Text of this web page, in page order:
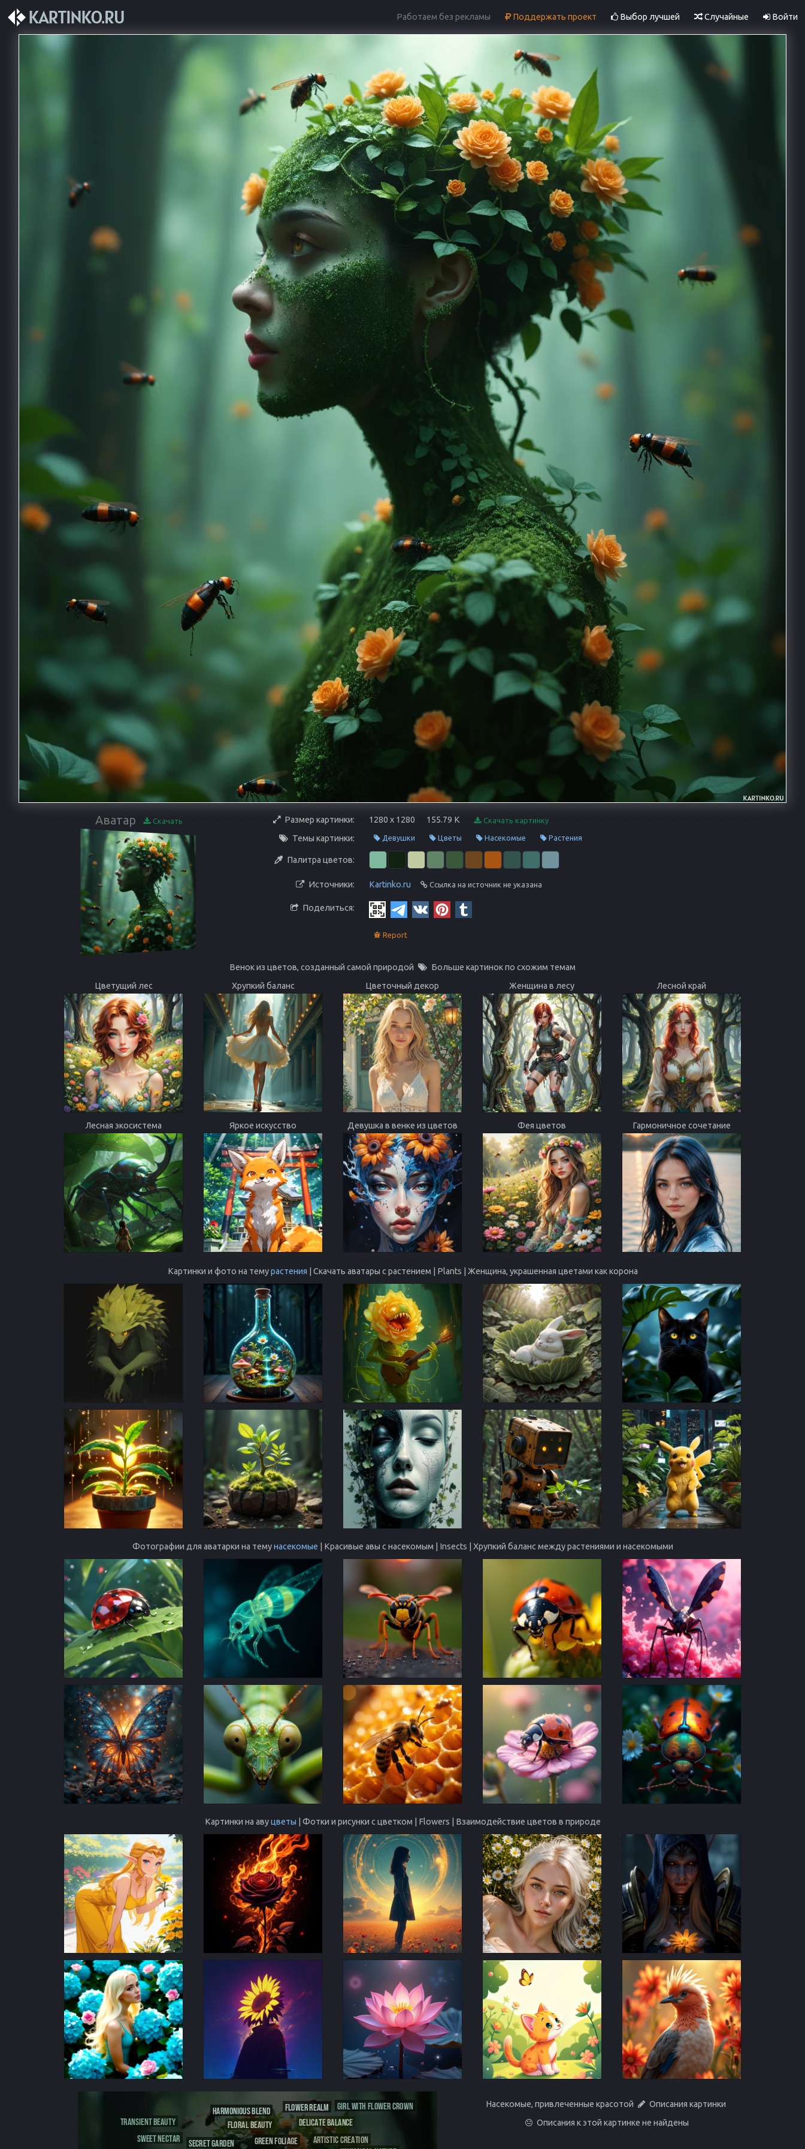
Работаем без рекламы Поддержать проект Выбор лучшей Случайные Войти
Аватар Скачать Размер картинки: 1280 x 1280 155.79 K Скачать картинку
Темы картинки: Девушки Цветы Насекомые Растения
Палитра цветов:
Источники: Kartinko.ru Ссылка на источник не указана
Поделиться:
Report
Венок из цветов, созданный самой природой
Больше картинок по схожим темам
Цветущий лес
Хрупкий баланс Цветочный декор Женщина в лесу Лесной край
Лесная экосистема Яркое искусство Девушка в венке из цветов Фея цветов Гармоничное сочетание
Картинки и фото на темурастения | Скачать аватары с растением | Plants | Женщина, украшенная цветами как корона
Фотографии для аватарки на темунасекомые | Красивые авы с насекомым | Insects | Хрупкий баланс между растениями и насекомыми
Картинки на авуцветы | Фотки и рисунки с цветком | Flowers | Взаимодействие цветов в природе
Насекомые, привлеченные красотой
Описания картинки
Описания к этой картинке не найдены